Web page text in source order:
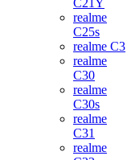
C21Y
realme
C25s
realme C3
realme
C30
realme
C30s
realme
C31
realme